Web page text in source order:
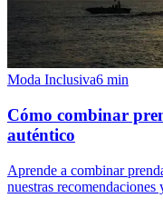
Moda Inclusiva6 min
Cómo combinar
auténtico
Aprende a combinar
nuestras recomendaciones